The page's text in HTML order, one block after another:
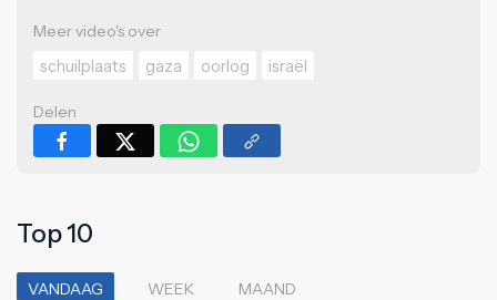
Meer video's over
schuilplaats
gaza oorlog israël
Delen
Top 10
VANDAAG WEEK MAAND